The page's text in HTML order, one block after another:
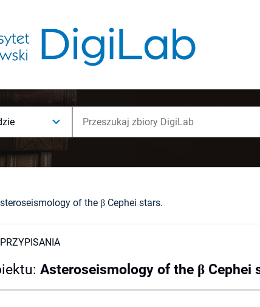
of the β Cephei stars.
: Asteroseismology of the β Cephei